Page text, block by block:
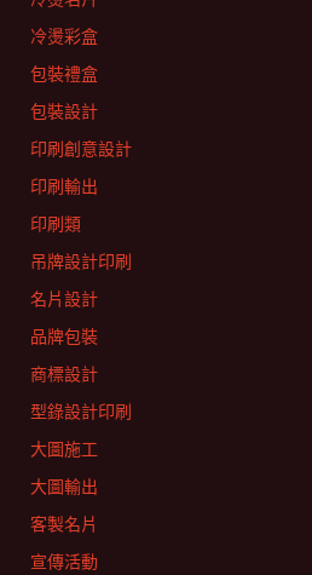
冷燙彩盒
包裝禮盒
包裝設計
印刷創意設計
印刷輸出
印刷類
吊牌設計印刷
名片設計
品牌包裝
商標設計
型錄設計印刷
大圖施工
大圖輸出
客製名片
宣傳活動